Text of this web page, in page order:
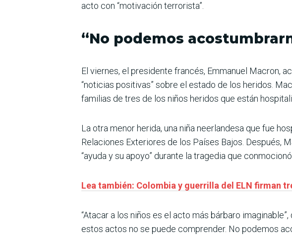
acto con “motivación terrorista”.
“No podemos
El viernes, el presidente francés, Emmanuel Macron,
“noticias positivas” sobre el estado de los heridos.
familias de tres de los niños heridos que están
La otra menor herida, una niña neerlandesa que fue
Relaciones Exteriores de los Países Bajos. Después,
“ayuda y su apoyo” durante la tragedia que conmocionó
Lea también: Colombia y guerrilla del ELN firman
“Atacar a los niños es el acto más bárbaro
estos actos no se puede comprender. No podemos